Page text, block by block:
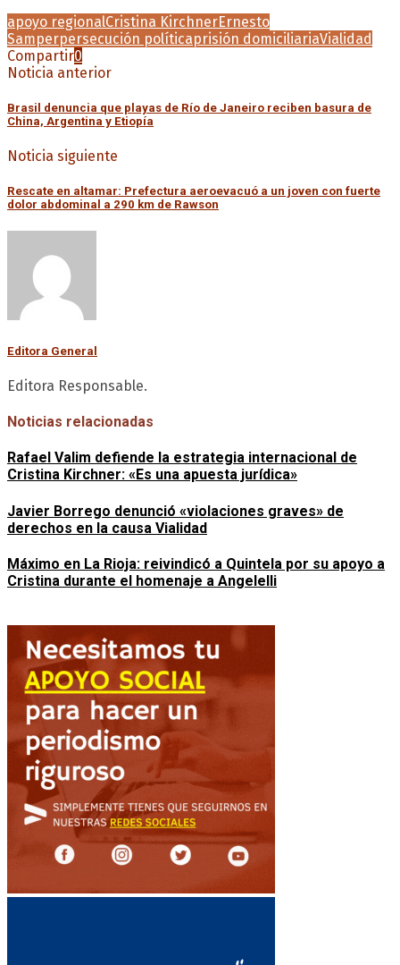
apoyo regionalCristina KirchnerErnesto
Samperpersecución políticaprisión domiciliariaVialidad
Compartir0
Noticia anterior
Brasil denuncia que playas de Río de Janeiro reciben basura de
China, Argentina y Etiopía
Noticia siguiente
Rescate en altamar: Prefectura aeroevacuó a un joven con fuerte
dolor abdominal a 290 km de Rawson
Editora General
Editora Responsable.
Noticias relacionadas
Rafael Valim defiende la estrategia internacional de
Cristina Kirchner: «Es una apuesta jurídica»
Javier Borrego denunció «violaciones graves» de
derechos en la causa Vialidad
Máximo en La Rioja: reivindicó a Quintela por su apoyo a
Cristina durante el homenaje a Angelelli